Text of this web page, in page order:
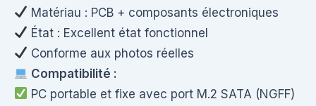
Matériau : PCB + composants électroniques
État : Excellent état fonctionnel
Conforme aux photos réelles
Compatibilité :
PC portable et fixe avec port M.2 SATA (NGFF)